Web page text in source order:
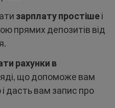
зарплату простішеі
прямих депозитів від
рахунки в
що допоможе вам
дасть вам запис про